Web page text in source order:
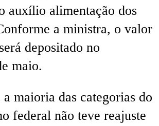
auxílio alimentação dos
a ministra, o valor
depositado no
maio.
maioria das categorias do
federal não teve reajuste